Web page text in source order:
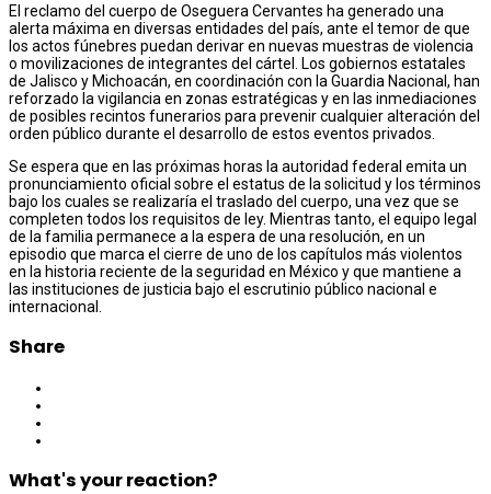
El reclamo del cuerpo de Oseguera Cervantes ha generado una
alerta máxima en diversas entidades del país, ante el temor de que
los actos fúnebres puedan derivar en nuevas muestras de violencia
o movilizaciones de integrantes del cártel. Los gobiernos estatales
de Jalisco y Michoacán, en coordinación con la Guardia Nacional, han
reforzado la vigilancia en zonas estratégicas y en las inmediaciones
de posibles recintos funerarios para prevenir cualquier alteración del
orden público durante el desarrollo de estos eventos privados.
Se espera que en las próximas horas la autoridad federal emita un
pronunciamiento oficial sobre el estatus de la solicitud y los términos
bajo los cuales se realizaría el traslado del cuerpo, una vez que se
completen todos los requisitos de ley. Mientras tanto, el equipo legal
de la familia permanece a la espera de una resolución, en un
episodio que marca el cierre de uno de los capítulos más violentos
en la historia reciente de la seguridad en México y que mantiene a
las instituciones de justicia bajo el escrutinio público nacional e
internacional.
Share
What's your reaction?